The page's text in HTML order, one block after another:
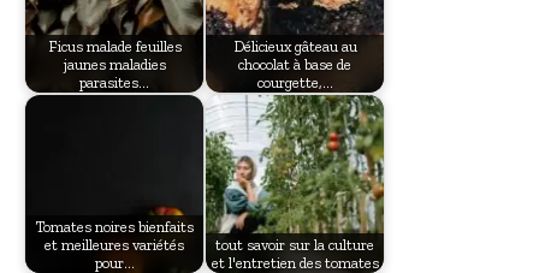
Ficus malade feuilles
jaunes maladies
parasites…
Délicieux gâteau au
chocolat à base de
courgette,…
Tomates noires bienfaits
et meilleures variétés
pour…
tout savoir sur la culture
et l'entretien des tomates